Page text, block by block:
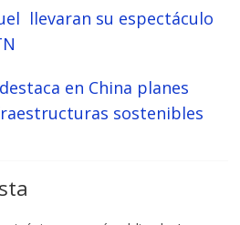
llevaran su espectáculo
en China planes
sostenibles